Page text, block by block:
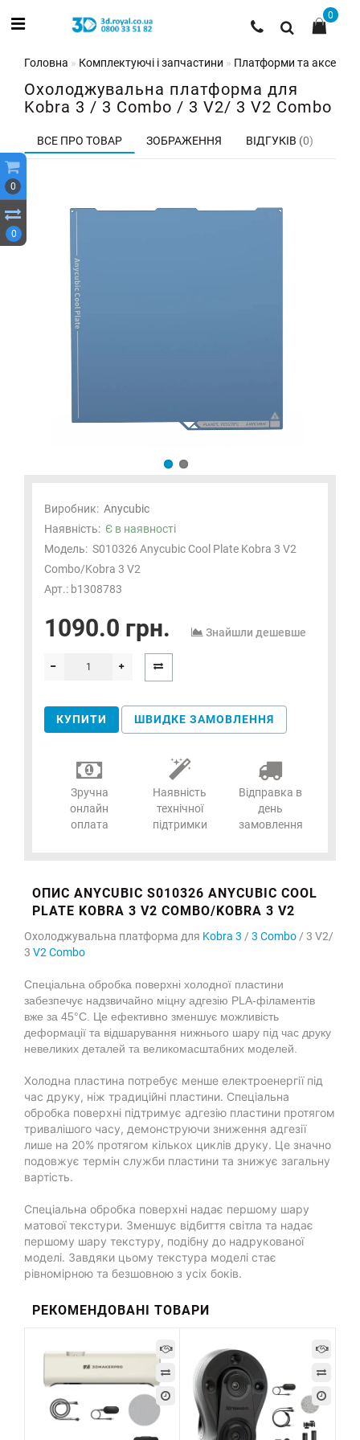
0
0
0
Головна Комплектуючі і запчастини Платформи та
Охолоджувальна платформа для
Kobra 3 / 3 Combo / 3 V2/ 3 V2 Combo
ВСЕ ПРО ТОВАР ЗОБРАЖЕННЯ ВІДГУКІВ (0)
Виробник: Anycubic
Наявність: Є в наявності
Модель: S010326 Anycubic Cool Plate Kobra 3 V2
Combo/Kobra 3 V2
Арт.: b1308783
1090.0 грн. Знайшли дешевше
КУПИТИ ШВИДКЕ ЗАМОВЛЕННЯ
Зручна
онлайн
оплата
Наявність
технічної
підтримки
Відправка в
день
замовлення
ОПИС ANYCUBIC S010326 ANYCUBIC COOL
PLATE KOBRA 3 V2 COMBO/KOBRA 3 V2
Охолоджувальна платформа для Kobra 3 / 3 Combo / 3 V2/
3 V2 Combo
Спеціальна обробка поверхні холодної пластини
забезпечує надзвичайно міцну адгезію PLA-філаментів
вже за 45°C. Це ефективно зменшує можливість
деформації та відшарування нижнього шару під час друку
невеликих деталей та великомасштабних моделей.
Холодна пластина потребує менше електроенергії під
час друку, ніж традиційні пластини. Спеціальна
обробка поверхні підтримує адгезію пластини протягом
тривалішого часу, демонструючи зниження адгезії
лише на 20% протягом кількох циклів друку. Це значно
подовжує термін служби пластини та знижує загальну
вартість.
Спеціальна обробка поверхні надає першому шару
матової текстури. Зменшує відбиття світла та надає
першому шару текстуру, подібну до надрукованої
моделі. Завдяки цьому текстура моделі стає
рівномірною та безшовною з усіх боків.
РЕКОМЕНДОВАНІ ТОВАРИ